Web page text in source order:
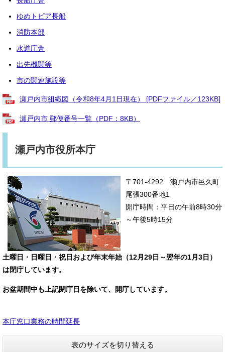
ゆめトピア長船
消防本部
水道庁舎
出先機関等
市の関連施設等
瀬戸内市組織図（令和8年4月1日現在） [PDFファイル／123KB]
瀬戸内市 郵便番号一覧（PDF：8KB）
瀬戸内市役所本庁
〒701-4292 瀬戸内市邑久町
尾張300番地1
開庁時間：平日の午前8時30分
～午後5時15分
土曜日・日曜日・祝日および年末年始（12月29日～翌年の1月3日）
は閉庁しています。
お盆期間中も上記閉庁日を除いて、開庁しています。
本庁窓口業務の時間延長
表のサイズを切り替える